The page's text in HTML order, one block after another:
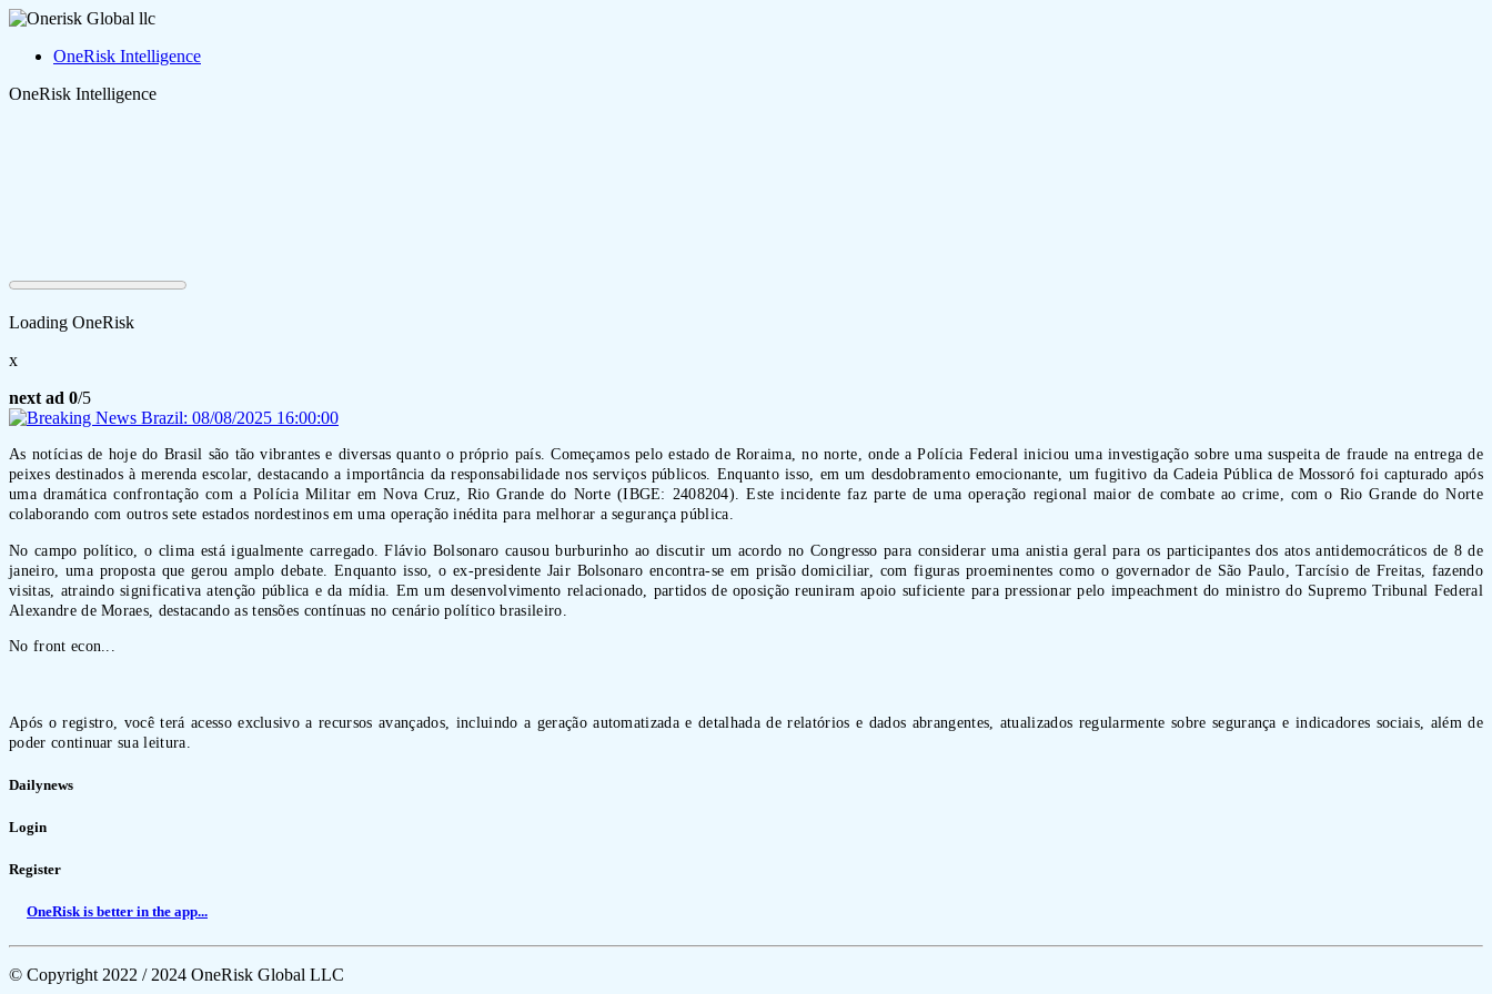
OneRisk Intelligence
OneRisk Intelligence
Loading OneRisk
x
next ad 0/5
As notícias de hoje do Brasil são tão vibrantes e diversas quanto o próprio país. Começamos pelo estado de Roraima, no norte, onde a Polícia Federal iniciou uma investigação sobre uma suspeita de fraude na entrega de
peixes destinados à merenda escolar, destacando a importância da responsabilidade nos serviços públicos. Enquanto isso, em um desdobramento emocionante, um fugitivo da Cadeia Pública de Mossoró foi capturado após
uma dramática confrontação com a Polícia Militar em Nova Cruz, Rio Grande do Norte (IBGE: 2408204). Este incidente faz parte de uma operação regional maior de combate ao crime, com o Rio Grande do Norte
colaborando com outros sete estados nordestinos em uma operação inédita para melhorar a segurança pública.
No campo político, o clima está igualmente carregado. Flávio Bolsonaro causou burburinho ao discutir um acordo no Congresso para considerar uma anistia geral para os participantes dos atos antidemocráticos de 8 de
janeiro, uma proposta que gerou amplo debate. Enquanto isso, o ex-presidente Jair Bolsonaro encontra-se em prisão domiciliar, com figuras proeminentes como o governador de São Paulo, Tarcísio de Freitas, fazendo
visitas, atraindo significativa atenção pública e da mídia. Em um desenvolvimento relacionado, partidos de oposição reuniram apoio suficiente para pressionar pelo impeachment do ministro do Supremo Tribunal Federal
Alexandre de Moraes, destacando as tensões contínuas no cenário político brasileiro.
No front econ...
Após o registro, você terá acesso exclusivo a recursos avançados, incluindo a geração automatizada e detalhada de relatórios e dados abrangentes, atualizados regularmente sobre segurança e indicadores sociais, além de
poder continuar sua leitura.
Dailynews
Login
Register
OneRisk is better in the app...
© Copyright 2022 / 2024 OneRisk Global LLC